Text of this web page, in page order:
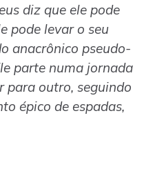
diz que ele pode
pode levar o seu
anacrônico pseudo-
parte numa jornada
para outro, seguindo
épico de espadas,